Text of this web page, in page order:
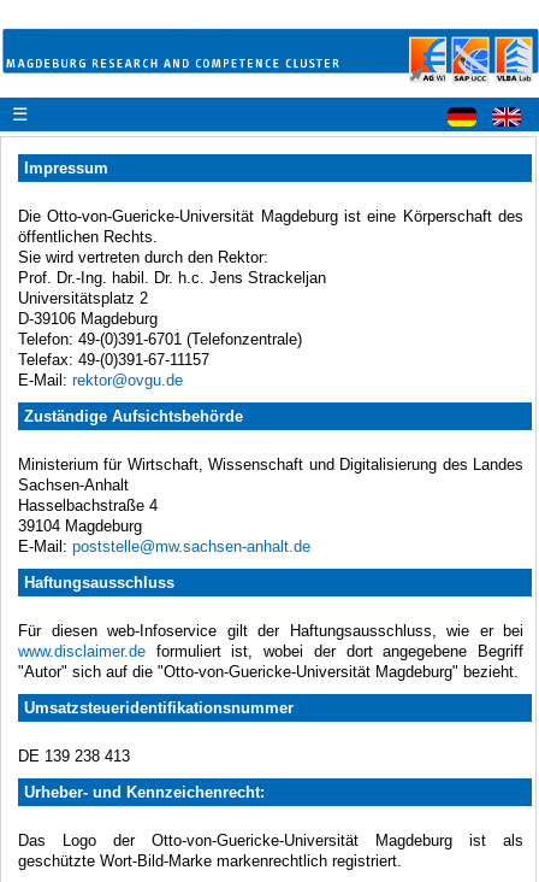
☰
Impressum
Die Otto-von-Guericke-Universität Magdeburg ist eine Körperschaft des
öffentlichen Rechts.
Sie wird vertreten durch den Rektor:
Prof. Dr.-Ing. habil. Dr. h.c. Jens Strackeljan
Universitätsplatz 2
D-39106 Magdeburg
Telefon: 49-(0)391-6701 (Telefonzentrale)
Telefax: 49-(0)391-67-11157
E-Mail: rektor@ovgu.de
Zuständige Aufsichtsbehörde
Ministerium für Wirtschaft, Wissenschaft und Digitalisierung des Landes
Sachsen-Anhalt
Hasselbachstraße 4
39104 Magdeburg
E-Mail: poststelle@mw.sachsen-anhalt.de
Haftungsausschluss
Für diesen web-Infoservice gilt der Haftungsausschluss, wie er bei
www.disclaimer.de formuliert ist, wobei der dort angegebene Begriff
"Autor" sich auf die "Otto-von-Guericke-Universität Magdeburg" bezieht.
Umsatzsteueridentifikationsnummer
DE 139 238 413
Urheber- und Kennzeichenrecht:
Das Logo der Otto-von-Guericke-Universität Magdeburg ist als
geschützte Wort-Bild-Marke markenrechtlich registriert.